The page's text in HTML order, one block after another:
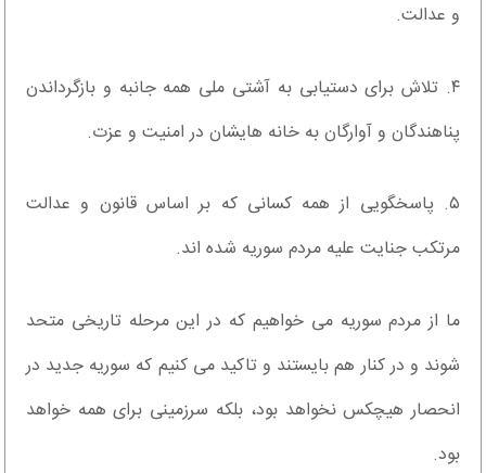
و عدالت.
۴. تلاش برای دستیابی به آشتی ملی همه جانبه و بازگرداندن
پناهندگان و آوارگان به خانه هایشان در امنیت و عزت.
۵. پاسخگویی از همه کسانی که بر اساس قانون و عدالت
مرتکب جنایت علیه مردم سوریه شده اند.
ما از مردم سوریه می خواهیم که در این مرحله تاریخی متحد
شوند و در کنار هم بایستند و تاکید می کنیم که سوریه جدید در
انحصار هیچکس نخواهد بود، بلکه سرزمینی برای همه خواهد
بود.